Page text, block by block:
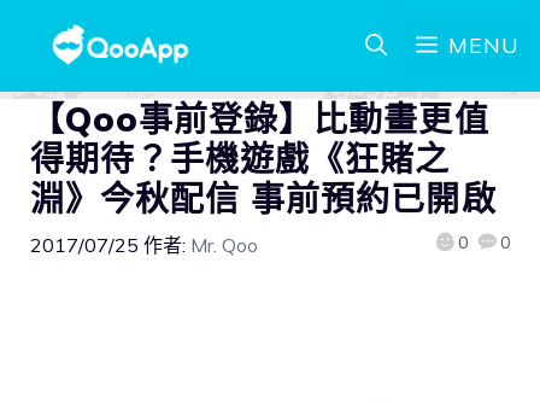
MENU
【Qoo事前登錄】比動畫更值
得期待？手機遊戲《狂賭之
淵》今秋配信 事前預約已開啟
2017/07/25 作者: Mr. Qoo 0 0